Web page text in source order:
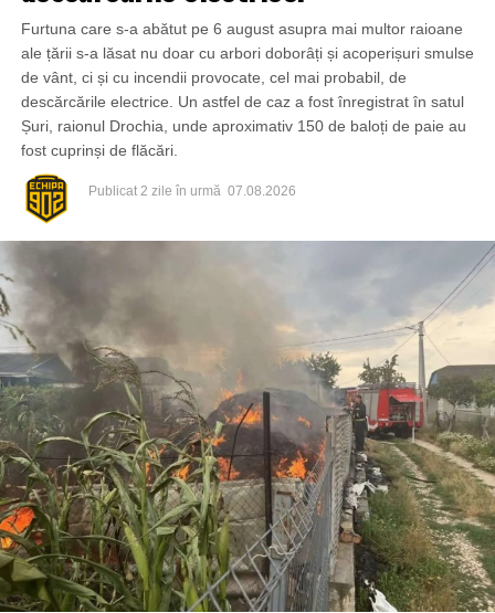
Furtuna care s-a abătut pe 6 august asupra mai multor raioane
ale țării s-a lăsat nu doar cu arbori doborâți și acoperișuri smulse
de vânt, ci și cu incendii provocate, cel mai probabil, de
descărcările electrice. Un astfel de caz a fost înregistrat în satul
Șuri, raionul Drochia, unde aproximativ 150 de baloți de paie au
fost cuprinși de flăcări.
Publicat 2 zile în urmă 07.08.2026